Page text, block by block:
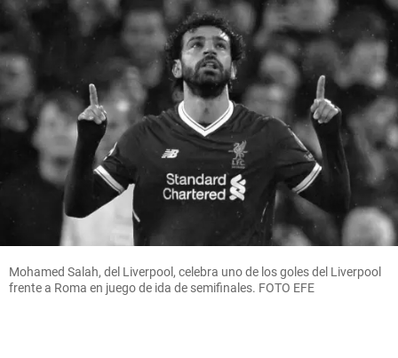
Mohamed Salah, del Liverpool, celebra uno de los goles del Liverpool
frente a Roma en juego de ida de semifinales. FOTO EFE